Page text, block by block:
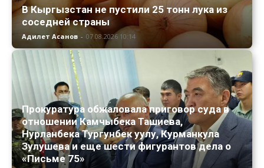
В Кыргызстан не пустили 25 тонн лука из
соседней страны
Адилет Асанов - 07.08.2026 10:14
Прокуратура обжаловала приговор суда в
отношении Камчыбека Ташиева,
Нурланбека Тургунбек уулу, Курманкула
Зулушева и еще шести фигурантов дела о
«Письме 75»